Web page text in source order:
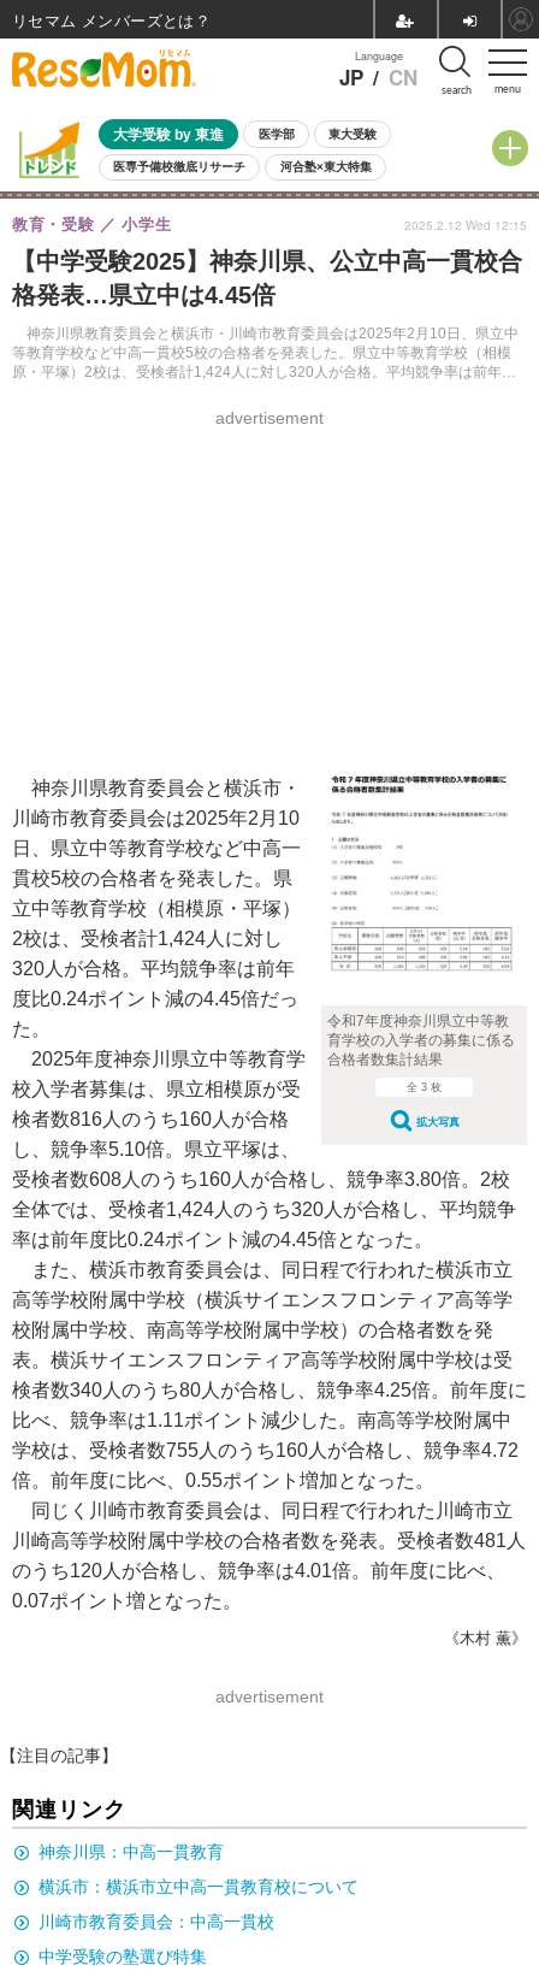
menu
Language
JP / CN search
大学受験 by 東進 医学部 東大受験
医専予備校徹底リサーチ 河合塾×東大特集
親子で考える大学選び 高校受験 中学受験 小学校受験
共通テスト 夏休み
8月開催イベント・WS 全国公立高校 過去問 人気記事
自由研究教材（小学生向け） 自由研究教材（中学生向け）
【中学受験2025】神奈川県、公立中高一貫校合
格発表…県立中は4.45倍
神奈川県教育委員会と横浜市・川崎市教育委員会は2025年2月10日、県立中
等教育学校など中高一貫校5校の合格者を発表した。県立中等教育学校（相模
原・平塚）2校は、受検者計1,424人に対し320人が合格。平均競争率は前年度
教育・受験 小学生
advertisement
2025.2.12 Wed 12:15
令和7年度神奈川県立中等教
育学校の入学者の募集に係る
合格者数集計結果
全 3 枚
拡大写真
神奈川県教育委員会と横浜市・
川崎市教育委員会は2025年2月10
日、県立中等教育学校など中高一
貫校5校の合格者を発表した。県
立中等教育学校（相模原・平塚）
2校は、受検者計1,424人に対し
320人が合格。平均競争率は前年
度比0.24ポイント減の4.45倍だっ
た。
2025年度神奈川県立中等教育学
校入学者募集は、県立相模原が受
検者数816人のうち160人が合格
し、競争率5.10倍。県立平塚は、
受検者数608人のうち160人が合格し、競争率3.80倍。2校
全体では、受検者1,424人のうち320人が合格し、平均競争
率は前年度比0.24ポイント減の4.45倍となった。
また、横浜市教育委員会は、同日程で行われた横浜市立
高等学校附属中学校（横浜サイエンスフロンティア高等学
校附属中学校、南高等学校附属中学校）の合格者数を発
表。横浜サイエンスフロンティア高等学校附属中学校は受
検者数340人のうち80人が合格し、競争率4.25倍。前年度に
比べ、競争率は1.11ポイント減少した。南高等学校附属中
学校は、受検者数755人のうち160人が合格し、競争率4.72
倍。前年度に比べ、0.55ポイント増加となった。
同じく川崎市教育委員会は、同日程で行われた川崎市立
川崎高等学校附属中学校の合格者数を発表。受検者数481人
のうち120人が合格し、競争率は4.01倍。前年度に比べ、
0.07ポイント増となった。
《木村 薫》
advertisement
【注目の記事】
関連リンク
神奈川県：中高一貫教育
横浜市：横浜市立中高一貫教育校について
川崎市教育委員会：中高一貫校
中学受験の塾選び特集
リセマム メンバーズ